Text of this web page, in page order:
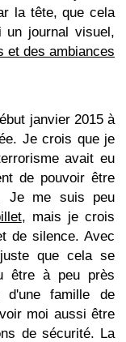
la tête, que cela
journal visuel,
et des ambiances
janvier 2015 à
Je crois que je
avait eu
de pouvoir être
Je me suis peu
, mais je crois
de silence. Avec
que cela se
être à peu près
d'une famille de
moi aussi être
de sécurité. La